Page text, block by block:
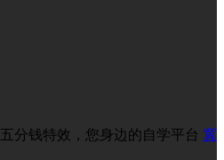
五分钱特效，您身边的自学平台 冀